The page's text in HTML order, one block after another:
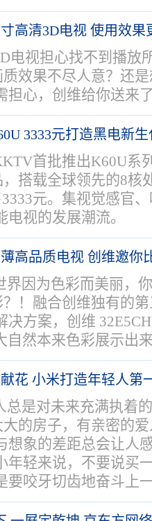
高清3D电视 使用效果
电视担心找不到播放
效果不尽人意？还
担心，创维给你送来
3333元打造黑电新生
首批推出K60U系
，搭载全球领先的8核
元。集视觉感官
视的发展潮流。
高品质电视 创维邀你
界因为色彩而美丽，
？！融合创维独有的
决方案，创维
自然本来色彩展示出
花 小米打造年轻人第
总是对未来充满执着
的房子，有亲密的
想象的差距总会让人
年轻来说，不要说买
要咬牙切齿地奋斗上